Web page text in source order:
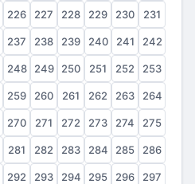
226 227 228 229 230 231
237 238 239 240 241 242
248 249 250 251 252 253
259 260 261 262 263 264
270 271 272 273 274 275
281 282 283 284 285 286
292 293 294 295 296 297